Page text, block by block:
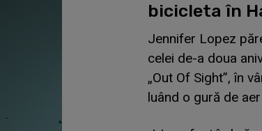
bicicleta în
Jennifer Lopez
celei de-a doua
„Out Of Sight”, în
luând o gură de